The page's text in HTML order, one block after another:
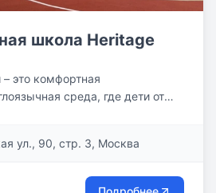
школа Heritage
это комфортная
среда, где дети от
реки Яузы и парка
и экологичной
ул., 90, стр. 3, Москва